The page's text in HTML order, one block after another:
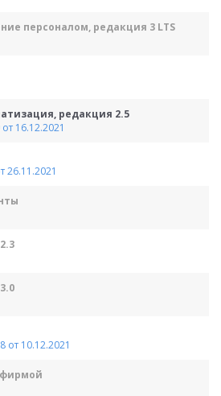
персоналом, редакция 3 LTS
редакция 2.5
16.12.2021
26.11.2021
от 10.12.2021